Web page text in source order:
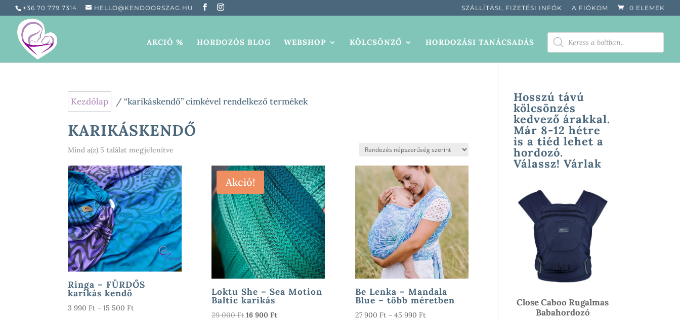
+36 70 779 7314 HELLO@KENDOORSZAG.HU SZÁLLÍTÁSI, FIZETÉSI INFÓK A FIÓKOM 0 ELEMEK
AKCIÓ % HORDOZÓS BLOG WEBSHOP KÖLCSÖNZŐ HORDOZÁSI TANÁCSADÁS
PRODUCTS
SEARCH
Kezdőlap / “karikáskendő” címkével rendelkező termékek
KARIKÁSKENDŐ
Mind a(z) 5 találat megjelenítve
by
popularity
Ringa – FÜRDŐS
karikás kendő
3 990 Ft – 15 500 FtÁrtartomány:
Akció!
Loktu She – Sea Motion
Baltic karikás
29 000Ft Original
16 900 FtCurrent
Be Lenka – Mandala
Blue – több méretben
27 900 Ft – 45 990 FtÁrtartomány:
Hosszú távú
kölcsönzés
kedvező árakkal.
Már 8-12 hétre
is a tiéd lehet a
hordozó.
Válassz! Várlak
Close Caboo Rugalmas
Babahordozó